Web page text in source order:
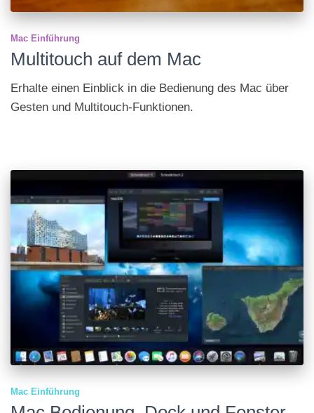
Mac Einführung
Multitouch auf dem Mac
Erhalte einen Einblick in die Bedien­ung des Mac über
Gesten und Multi­touch-Funk­tionen.
Mac Einführung